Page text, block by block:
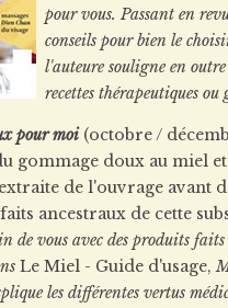
pour vous. Passant en
conseils pour bien le
l'auteure souligne en
recettes thérapeutiques ou
pour moi(octobre /
gommage doux au miel
de l'ouvrage avant
ancestraux de cette
de vous avec des produits
Le Miel - Guide d'usage,
les différentes vertus